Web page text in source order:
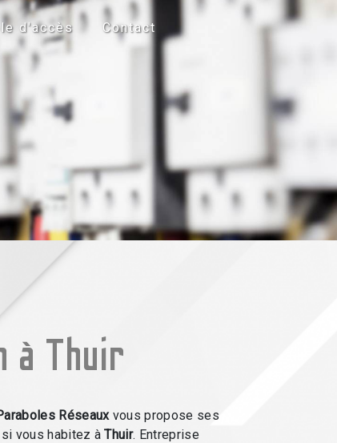
d'accès Contact
à Thuir
Réseauxvous propose ses
si vous habitez àThuir. Entreprise